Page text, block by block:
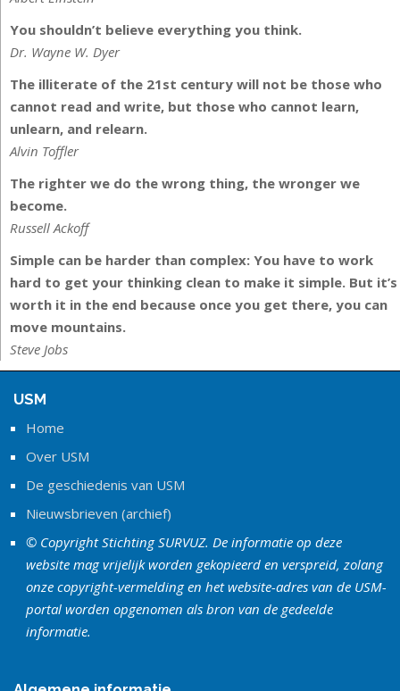
You shouldn’t believe everything you think.
Dr. Wayne W. Dyer
The illiterate of the 21st century will not be those who
cannot read and write, but those who cannot learn,
unlearn, and relearn.
Alvin Toffler
The righter we do the wrong thing, the wronger we
become.
Russell Ackoff
Simple can be harder than complex: You have to work
hard to get your thinking clean to make it simple. But it’s
worth it in the end because once you get there, you can
move mountains.
Steve Jobs
USM
Home
Over USM
De geschiedenis van USM
Nieuwsbrieven (archief)
© Copyright Stichting SURVUZ. De informatie op deze
website mag vrijelijk worden gekopieerd en verspreid, zolang
onze copyright-vermelding en het website-adres van de USM-
portal worden opgenomen als bron van de gedeelde
informatie.